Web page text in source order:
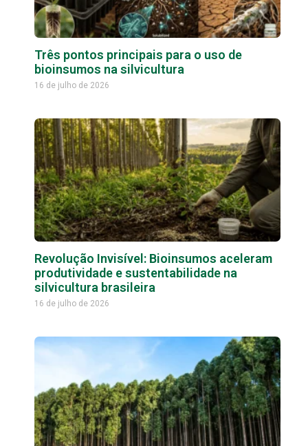
Três pontos principais para o uso de
bioinsumos na silvicultura
16 de julho de 2026
Revolução Invisível: Bioinsumos aceleram
produtividade e sustentabilidade na
silvicultura brasileira
16 de julho de 2026